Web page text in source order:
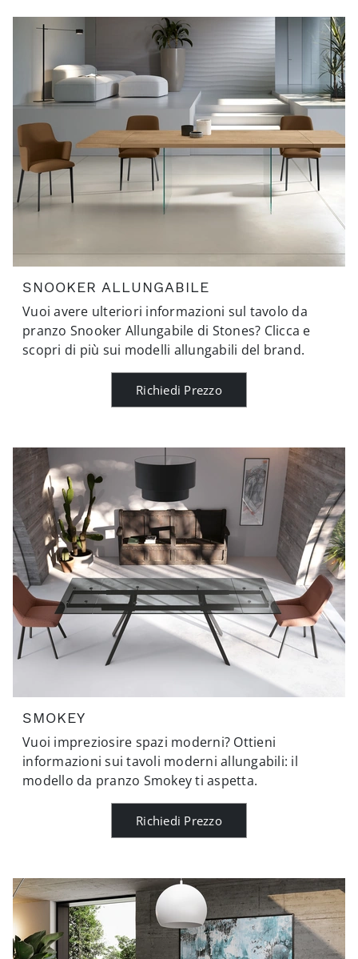
SNOOKER ALLUNGABILE
Vuoi avere ulteriori informazioni sul tavolo da
pranzo Snooker Allungabile di Stones? Clicca e
scopri di più sui modelli allungabili del brand.
Richiedi Prezzo
SMOKEY
Vuoi impreziosire spazi moderni? Ottieni
informazioni sui tavoli moderni allungabili: il
modello da pranzo Smokey ti aspetta.
Richiedi Prezzo